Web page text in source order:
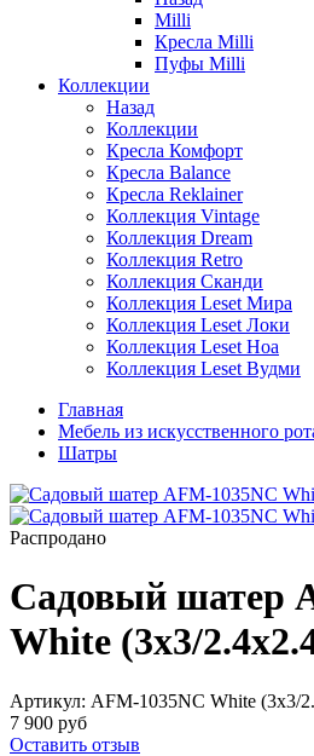
Milli
Кресла Milli
Пуфы Milli
Коллекции
Назад
Коллекции
Кресла Комфорт
Кресла Balance
Кресла Reklainer
Коллекция Vintage
Коллекция Dream
Коллекция Retro
Коллекция Сканди
Коллекция Leset Мира
Коллекция Leset Локи
Коллекция Leset Ноа
Коллекция Leset Вудми
Главная
Мебель из искусственного
Шатры
Распродано
Садовый шатер
White (3x3/
Артикул: AFM-1035NC White (3x3/
7 900 руб
Оставить отзыв